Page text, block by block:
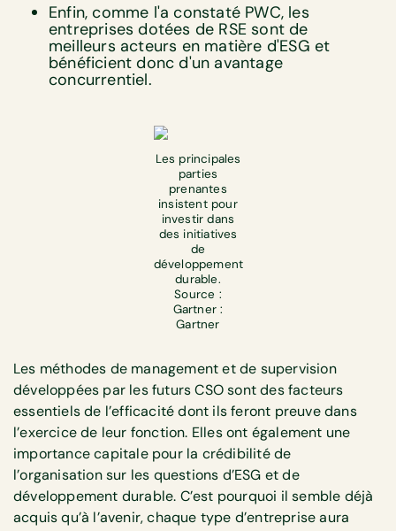
Enfin, comme l'a constaté PWC, les
entreprises dotées de RSE sont de
meilleurs acteurs en matière d'ESG et
bénéficient donc d'un avantage
concurrentiel.
Les principales
parties
prenantes
insistent pour
investir dans
des initiatives
de
développement
durable.
Source :
Gartner :
Gartner
Les méthodes de management et de supervision
développées par les futurs CSO sont des facteurs
essentiels de l’efficacité dont ils feront preuve dans
l’exercice de leur fonction. Elles ont également une
importance capitale pour la crédibilité de
l’organisation sur les questions d’ESG et de
développement durable. C’est pourquoi il semble déjà
acquis qu’à l’avenir, chaque type d’entreprise aura